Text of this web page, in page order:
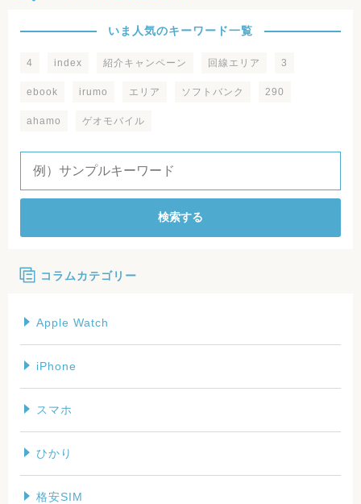
いま人気のキーワード一覧
4 index 紹介キャンペーン 回線エリア 3
ebook irumo エリア ソフトバンク 290
ahamo ゲオモバイル
検索する
コラムカテゴリー
Apple Watch
iPhone
スマホ
ひかり
格安SIM